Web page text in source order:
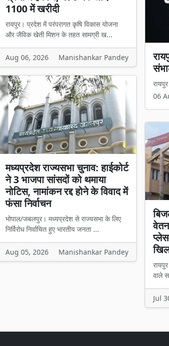
1100 में खरीदी
रायपुर। प्रदेश में परंपरागत कृषि विकास योजना
और जैविक खेती मिशन के तहत सामग्री ख...
Aug 06, 2026 Manishankar Pandey
मध्यप्रदेश राज्यसभा चुनाव: हाईकोर्ट
ने 3 भाजपा सांसदों को थमाया
नोटिस, नामांकन रद्द होने के विवाद में
फंसा निर्वाचन
भोपाल/जबलपुर। मध्यप्रदेश से राज्यसभा के लिए
निर्विरोध निर्वाचित हुए भारतीय जनता ...
Aug 05, 2026 Manishankar Pandey
06
06
वाले
Jul